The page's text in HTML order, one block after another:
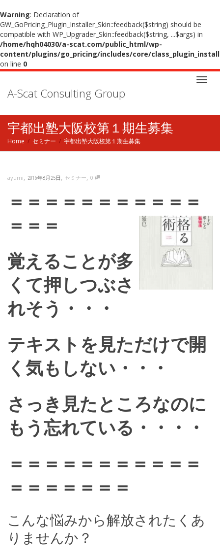
Warning: Declaration of
GW_GoPricing_Plugin_Installer_Skin::feedback($string) should be
compatible with WP_Upgrader_Skin::feedback($string, ...$args) in
/home/hqh04030/a-scat.com/public_html/wp-
content/plugins/go_pricing/includes/core/
on line 0
A-Scat Consulting Group
宇都出塾大阪校第１期生募集
Home セミナー 宇都出塾大阪校第１期生募集
ayumi, 2016年8月25日 , セミナー, 0
＝＝＝＝＝＝＝＝＝＝＝
＝ ＝＝
覚えることが多
くて押しつぶさ
れそう・・・
テキストを見ただけで開
く気もしない・・・
さっき見たところなのに
もう忘れている・・・・
＝＝＝＝＝＝＝＝＝＝＝
＝＝＝＝＝＝＝
こんな悩みから解放されたくあ
りませんか？